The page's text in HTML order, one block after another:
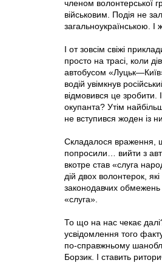
членом волонтерської
військовим. Подія не
загальноукраїнською. І
І от зовсім свіжі
просто на трасі, коли
автобусом
водій увімкнув
відмовився це зробити.
окупанта? Утім
не вступився жоден із
Складалося враження,
попросили… вийти з
вкотре став «слуга
дій двох волонтерок,
законодавчих обмежень
«слуга».
То що на нас чекає
усвідомлення того
по-справжньому
Борзик. І ставить